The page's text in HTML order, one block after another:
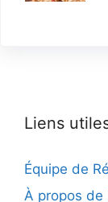
Liens
Équipe de
À propos de